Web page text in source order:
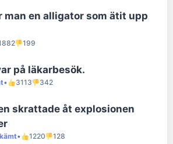
man en alligator som ätit upp
199
på läkarbesök.
• 3113 342
skrattade åt explosionen
• 1220 128